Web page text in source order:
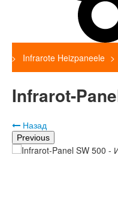
Infrarote Heizpaneele
Infrarot-
Назад
Previous